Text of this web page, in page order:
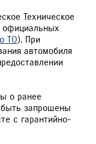
Техническое
официальных
ТО). При
автомобиля
о ранее
быть запрошены
с гарантийно-